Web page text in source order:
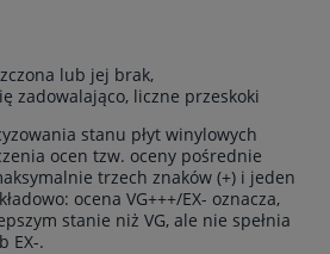
lub jej brak,
zadowalająco, liczne przeskoki
stanu płyt winylowych
ocen tzw. oceny pośrednie
trzech znaków (+) i jeden
ocena VG+++/EX- oznacza,
stanie niż VG, ale nie spełnia
EX-.